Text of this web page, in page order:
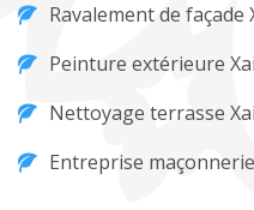
Ravalement de façade
Peinture extérieure
Nettoyage terrasse
Entreprise